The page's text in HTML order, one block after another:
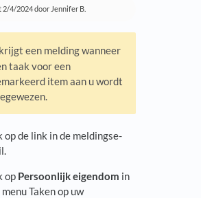
2/4/2024door Jennifer B.
een melding wanneer
taak voor een
item aan u wordt
op de link in de meldingse-
op Persoonlijk eigendom in
Taken op uw